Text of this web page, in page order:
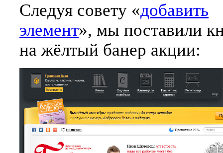
Следуя совету «добавить
элемент», мы поставили
на жёлтый банер акции: